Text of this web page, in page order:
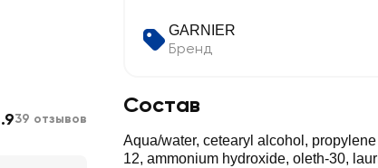
GARNIER
Бренд
Состав
Aqua/water, cetearyl alcohol,
12, ammonium hydroxide, oleth-30,
39 отзывов